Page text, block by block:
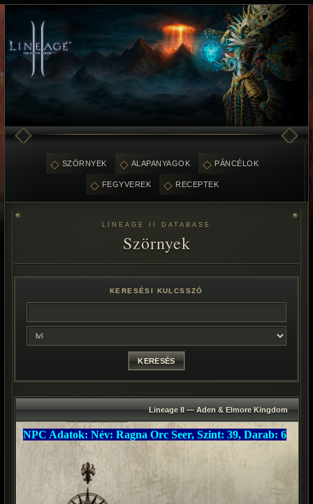
SZÖRNYEK ALAPANYAGOK PÁNCÉLOK
FEGYVEREK RECEPTEK
LINEAGE II DATABASE
Szörnyek
KERESÉSI KULCSSZÓ
Lineage II — Aden & Elmore Kingdom